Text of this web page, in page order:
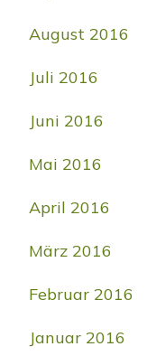
August 2016
Juli 2016
Juni 2016
Mai 2016
April 2016
März 2016
Februar 2016
Januar 2016